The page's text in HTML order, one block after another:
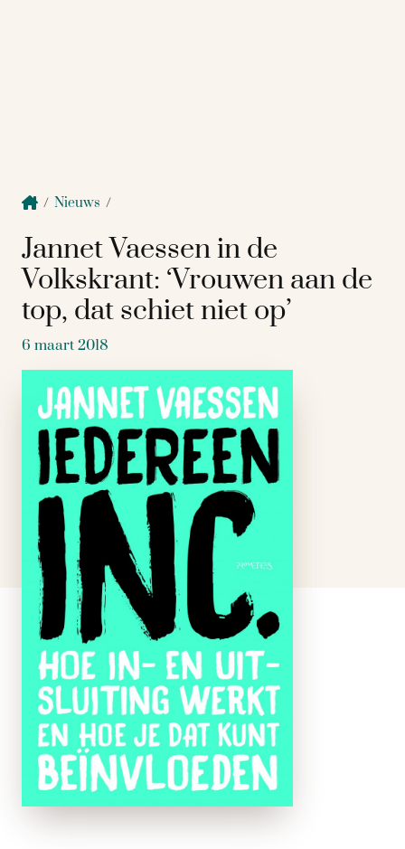
/ Nieuws /
Jannet Vaessen in de
Volkskrant: ‘Vrouwen aan de
top, dat schiet niet op’
6 maart 2018